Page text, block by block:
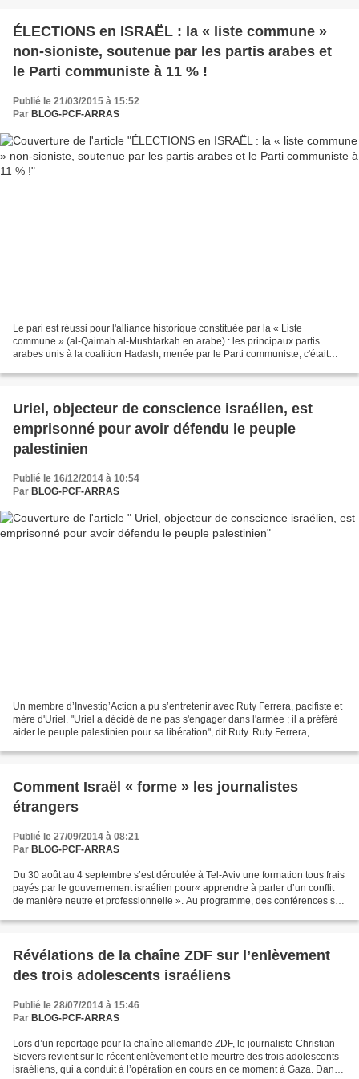
ÉLECTIONS en ISRAËL : la « liste commune »
non-sioniste, soutenue par les partis arabes et
le Parti communiste à 11 % !
Publié le 21/03/2015 à 15:52
Par BLOG-PCF-ARRAS
Le pari est réussi pour l'alliance historique constituée par la « Liste
commune » (al-Qaimah al-Mushtarkah en arabe) : les principaux partis
arabes unis à la coalition Hadash, menée par le Parti communiste, c'était
Uriel, objecteur de conscience israélien, est
emprisonné pour avoir défendu le peuple
palestinien
Publié le 16/12/2014 à 10:54
Par BLOG-PCF-ARRAS
Un membre d’Investig’Action a pu s’entretenir avec Ruty Ferrera, pacifiste et
mère d'Uriel. "Uriel a décidé de ne pas s'engager dans l'armée ; il a préféré
aider le peuple palestinien pour sa libération", dit Ruty. Ruty Ferrera,
Comment Israël « forme » les journalistes
étrangers
Publié le 27/09/2014 à 08:21
Par BLOG-PCF-ARRAS
Du 30 août au 4 septembre s’est déroulée à Tel-Aviv une formation tous frais
payés par le gouvernement israélien pour« apprendre à parler d’un conflit
de manière neutre et professionnelle ». Au programme, des conférences sur
Révélations de la chaîne ZDF sur l’enlèvement
des trois adolescents israéliens
Publié le 28/07/2014 à 15:46
Par BLOG-PCF-ARRAS
Lors d’un reportage pour la chaîne allemande ZDF, le journaliste Christian
Sievers revient sur le récent enlèvement et le meurtre des trois adolescents
israéliens, qui a conduit à l’opération en cours en ce moment à Gaza. Dans